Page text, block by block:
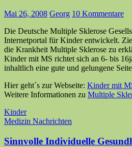
Mai 26, 2008 Georg 10 Kommentare
Die Deutsche Multiple Sklerose
Internetportal für Kinder entwickelt.
die Krankheit Multiple Sklerose zu
Kinder mit MS richtet sich an 6- bis
inhaltlich eine gute und gelungene
Hier geht´s zur Webseite: Kinder mit
Weitere Informationen zu Multiple
Kinder
Medizin Nachrichten
Sinnvolle Individuelle